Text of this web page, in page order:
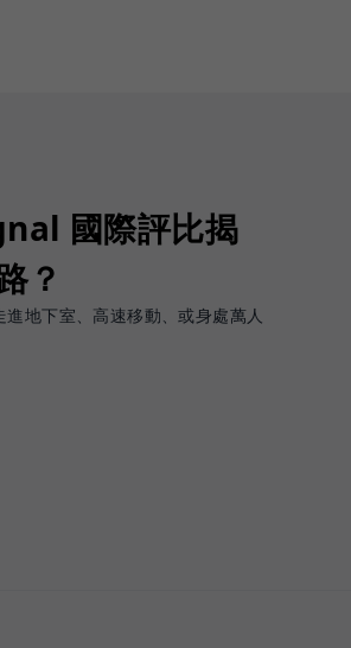
國際評比揭
？
地下室、高速移動、或身處萬人